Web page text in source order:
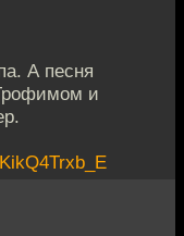
А песня
и